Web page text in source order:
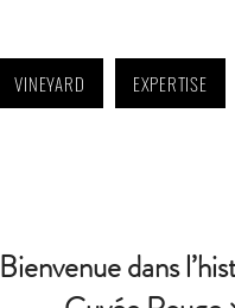
VINEYARD EXPERTISE
Bienvenue dans